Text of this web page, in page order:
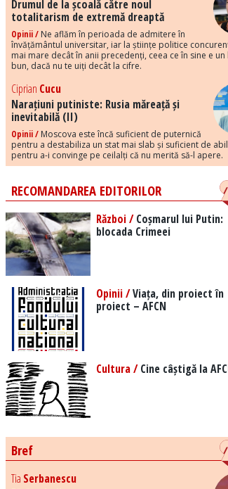
Drumul de la școală către noul
totalitarism de extremă dreaptă
Opinii / Ne aflăm în perioada de admitere în
învățământul universitar, iar la științe politice
mai mare decât în anii precedenți, ceea ce în sine e un
bun, dacă nu te uiți decât la cifre.
Ciprian Cucu
Narațiuni putiniste: Rusia măreață și
inevitabilă (II)
Opinii / Moscova este încă suficient de puternică
pentru a destabiliza un stat mai slab și suficient de
pentru a-i convinge pe ceilalți că nu merită să-l apere.
RECOMANDAREA EDITORILOR
Război /Coșmarul lui Putin:
blocada Crimeei
Opinii /Viața, din proiect în
proiect – AFCN
Cultura /Cine câștigă la
Bref
Tia Serbanescu